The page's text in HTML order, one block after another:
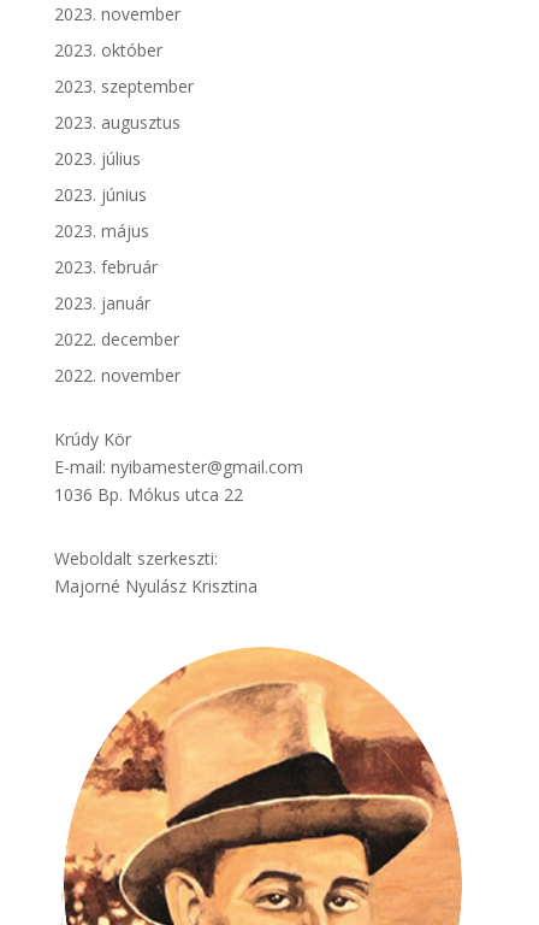
2023. november
2023. október
2023. szeptember
2023. augusztus
2023. július
2023. június
2023. május
2023. február
2023. január
2022. december
2022. november
Krúdy Kör
E-mail: nyibamester@gmail.com
1036 Bp. Mókus utca 22
Weboldalt szerkeszti:
Majorné Nyulász Krisztina